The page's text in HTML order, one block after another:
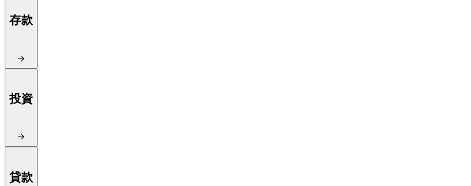
存款
投資
貸款